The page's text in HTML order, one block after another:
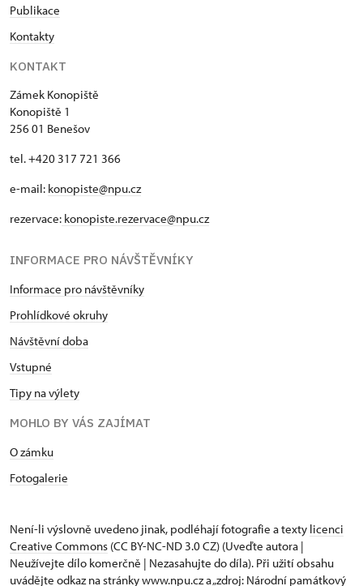
Publikace
Kontakty
KONTAKT
Zámek Konopiště
Konopiště 1
256 01 Benešov
tel. +420 317 721 366
e-mail: konopiste@npu.cz
rezervace: konopiste.rezervace@npu.cz
INFORMACE PRO NÁVŠTĚVNÍKY
Informace pro návštěvníky
Prohlídkové okruhy
Návštěvní doba
Vstupné
Tipy na výlety
MOHLO BY VÁS ZAJÍMAT
O zámku
Fotogalerie
Není-li výslovně uvedeno jinak, podléhají fotografie a texty licenci
Creative Commons (CC BY-NC-ND 3.0 CZ) (Uveďte autora |
Neužívejte dílo komerčně | Nezasahujte do díla). Při užití obsahu
uvádějte odkaz na stránky www.npu.cz a „zdroj: Národní památkový